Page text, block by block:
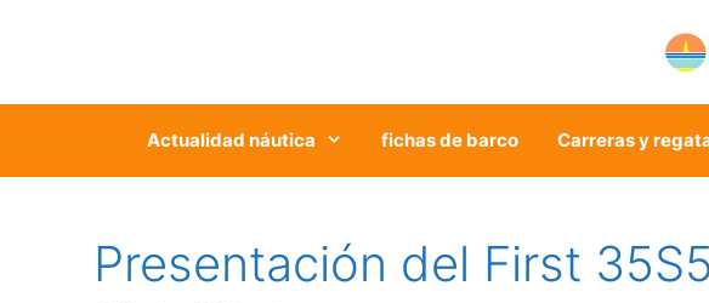
Actualidad náutica fichas de barco Carreras y
Presentación del First 35S5